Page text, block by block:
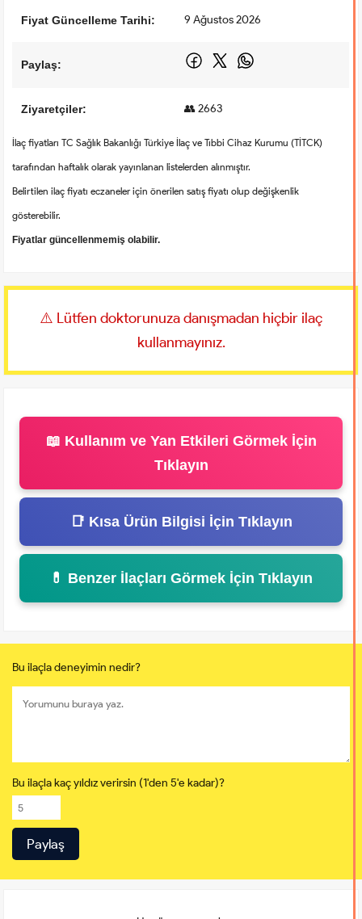
Fiyat Güncelleme Tarihi: 9 Ağustos 2026
Paylaş:
Ziyaretçiler: 👥 2663
İlaç fiyatları TC Sağlık Bakanlığı Türkiye İlaç ve Tıbbi Cihaz Kurumu (TİTCK)
tarafından haftalık olarak yayınlanan listelerden alınmıştır.
Belirtilen ilaç fiyatı eczaneler için önerilen satış fiyatı olup değişkenlik
gösterebilir.
Fiyatlar güncellenmemiş olabilir.
⚠️ Lütfen doktorunuza danışmadan hiçbir ilaç
kullanmayınız.
📖 Kullanım ve Yan Etkileri Görmek İçin
Tıklayın
📑 Kısa Ürün Bilgisi İçin Tıklayın
💊 Benzer İlaçları Görmek İçin Tıklayın
Bu ilaçla deneyimin nedir?
Bu ilaçla kaç yıldız verirsin (1'den 5'e kadar)?